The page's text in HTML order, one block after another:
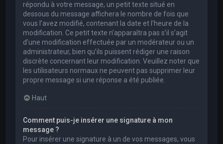
répondu à votre message, un petit texte situé en
dessous du message affichera le nombre de fois que
vous l’avez modifié, contenant la date et l’heure de la
modification. Ce petit texte n’apparaîtra pas s’il s’agit
d’une modification effectuée par un modérateur ou un
administrateur, bien qu’ils puissent rédiger une raison
discrète concernant leur modification. Veuillez noter que
les utilisateurs normaux ne peuvent pas supprimer leur
propre message si une réponse a été publiée.
Haut
Comment puis-je insérer une signature à mon
message ?
Pour insérer une signature à un de vos messages, vous